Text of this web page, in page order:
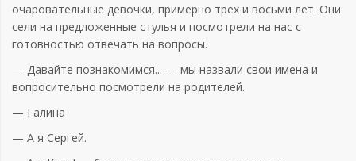
очаровательные девочки, примерно трех и восьми лет. Они
сели на предложенные стулья и посмотрели на нас с
готовностью отвечать на вопросы.
— Давайте познакомимся... — мы назвали свои имена и
вопросительно посмотрели на родителей.
— Галина
— А я Сергей.